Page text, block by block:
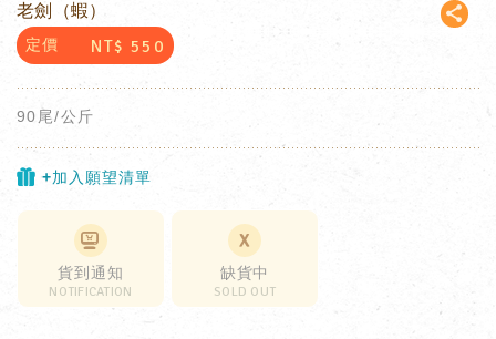
老劍（蝦）
定價 NT$ 550
90尾/公斤
+加入願望清單
貨到通知
NOTIFICATION
缺貨中
SOLD OUT